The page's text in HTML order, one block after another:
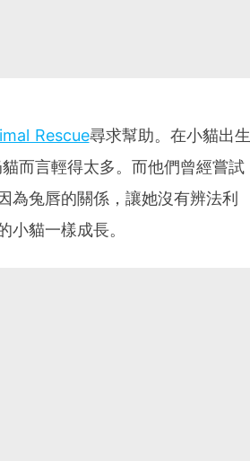
Rescue尋求幫助。在小貓出生
而言輕得太多。而他們曾經嘗試
為兔唇的關係，讓她沒有辨法利
貓一樣成長。